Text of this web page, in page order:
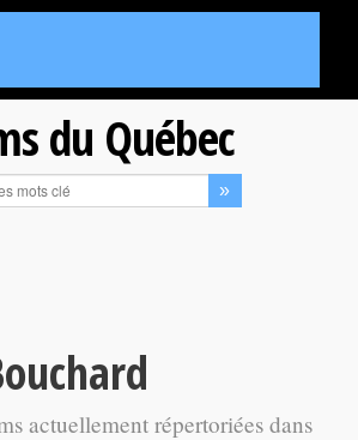
du Québec
actuellement répertoriées dans